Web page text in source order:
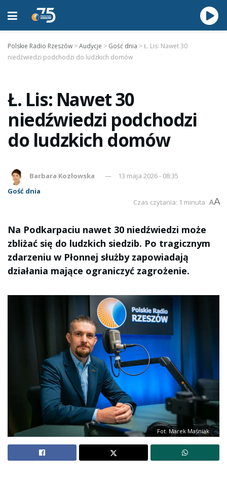
Polskie Radio Rzeszów >Audycje > Gość dnia >Ł. Lis: Nawet 30
niedźwiedzi podchodzi do ludzkich domów
Ł. Lis: Nawet 30
niedźwiedzi podchodzi
do ludzkich domów
Barbara Kozłowska
13 maja 2026 - 08:35
Gość dnia
Czas czytania: 1 minuta AA
Na Podkarpaciu nawet 30 niedźwiedzi może
zbliżać się do ludzkich siedzib. Po tragicznym
zdarzeniu w Płonnej służby zapowiadają
działania mające ograniczyć zagrożenie.
Fot. Marek Maśniak